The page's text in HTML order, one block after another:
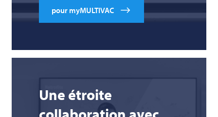
pour myMULTIVAC
Une étroite